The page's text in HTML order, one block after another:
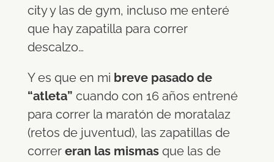
city y las de gym, incluso me enteré
que hay zapatilla para correr
descalzo…
Y es que en mi breve pasado de
“atleta” cuando con 16 años entrené
para correr la maratón de moratalaz
(retos de juventud), las zapatillas de
correr eran las mismasque las de